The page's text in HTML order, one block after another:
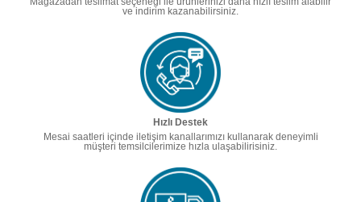
ve indirim kazanabilirsiniz.
Hızlı Destek
Mesai saatleri içinde iletişim kanallarımızı kullanarak deneyimli
müşteri temsilcilerimize hızla ulaşabilirisiniz.